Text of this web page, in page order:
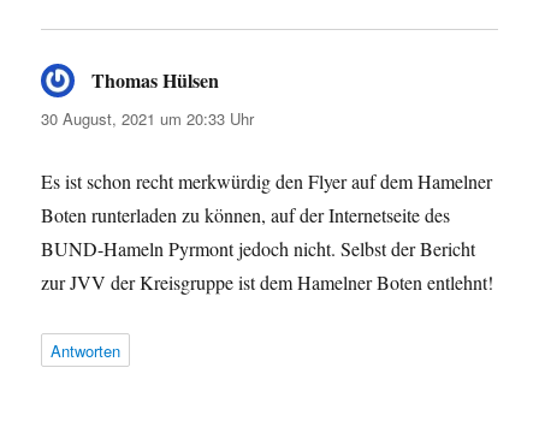
Thomas Hülsen
30 August, 2021 um 20:33 Uhr
Es ist schon recht merkwürdig den Flyer auf dem Hamelner
Boten runterladen zu können, auf der Internetseite des
BUND-Hameln Pyrmont jedoch nicht. Selbst der Bericht
zur JVV der Kreisgruppe ist dem Hamelner Boten entlehnt!
Antworten